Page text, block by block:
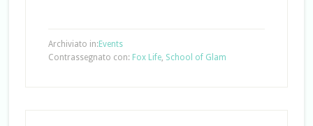
Archiviato in: Events
Contrassegnato con: Fox Life, School of Glam